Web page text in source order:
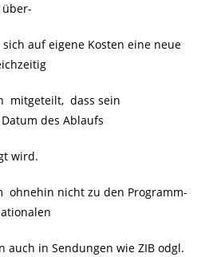
über-
auf eigene Kosten eine neue
mitgeteilt, dass sein
des Ablaufs
wird.
ohnehin nicht zu den Programm-
auch in Sendungen wie ZIB odgl.